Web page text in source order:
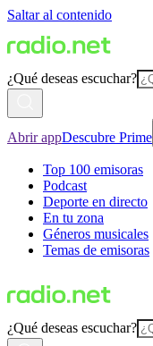
Saltar al contenido
¿Qué deseas escuchar?
Abrir appDescubre Prime
Top 100 emisoras
Podcast
Deporte en directo
En tu zona
Géneros musicales
Temas de emisoras
¿Qué deseas escuchar?